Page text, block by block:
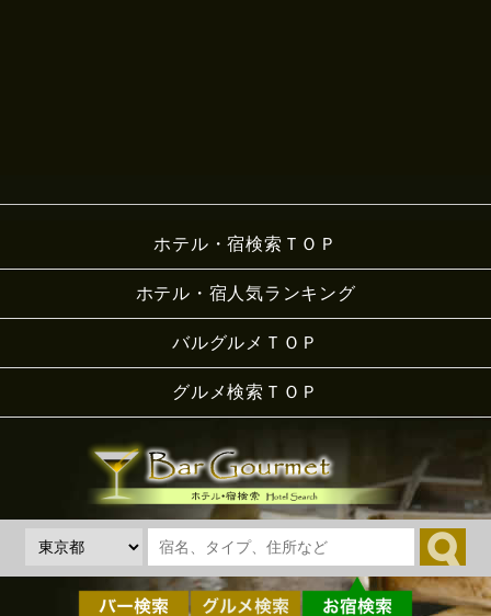
ホテル・宿検索ＴＯＰ
ホテル・宿人気ランキング
バルグルメＴＯＰ
グルメ検索ＴＯＰ